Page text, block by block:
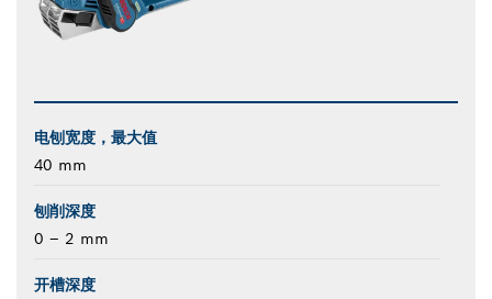
电刨宽度，最大值
40 mm
刨削深度
0 – 2 mm
开槽深度